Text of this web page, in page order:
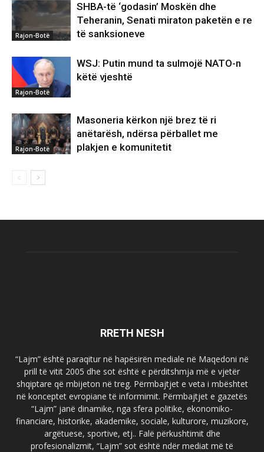
Rajon-Botë
SHBA-të ‘godasin’ Moskën dhe
Teheranin, Senati miraton paketën e re
të sanksioneve
Rajon-Botë
WSJ: Putin mund ta sulmojë NATO-n
këtë vjeshtë
Rajon-Botë
Masoneria kërkon një brez të ri
anëtarësh, ndërsa përballet me
plakjen e komunitetit
RRETH NESH
“Lajm” është paraqitur në hapësirën mediale në Maqedoni në
prill të vitit 2005 dhe sot është e përditshmja më e vjetër
shqiptare që mbijeton në treg. Përmbajtjet e veta i mbështet
në konceptet evropiane të informimit. Përmbajtjet e gazetës
“Lajm” janë dinamike, nga sfera politike, ekonomiko-
financiare, historike, akademike, sociale, kulturore, muzikore,
argëtuese, sportive, etj.. Falë përkushtimit dhe
profesionalizmit, “Lajm” sot është ndër mediat më të